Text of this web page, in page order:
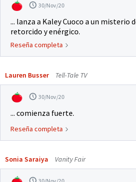
30/Nov/20
... lanza a Kaley Cuoco a un
retorcido y enérgico.
Reseña completa
Lauren Busser Tell-Tale TV
30/Nov/20
... comienza fuerte.
Reseña completa
Sonia Saraiya Vanity Fair